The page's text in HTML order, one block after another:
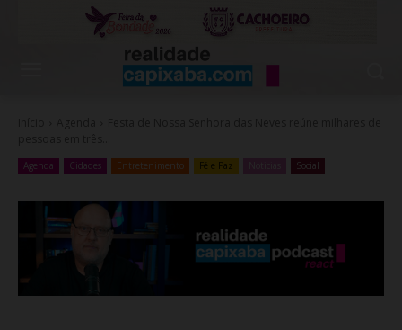
Agenda Cidades Entretenimento Fé e Paz Social